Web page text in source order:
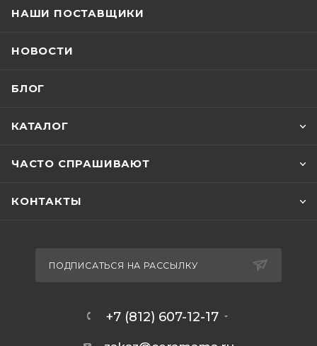
НАШИ ПОСТАВЩИКИ
НОВОСТИ
БЛОГ
КАТАЛОГ
ЧАСТО СПРАШИВАЮТ
КОНТАКТЫ
ПОДПИСАТЬСЯ НА РАССЫЛКУ
+7 (812) 607-12-17